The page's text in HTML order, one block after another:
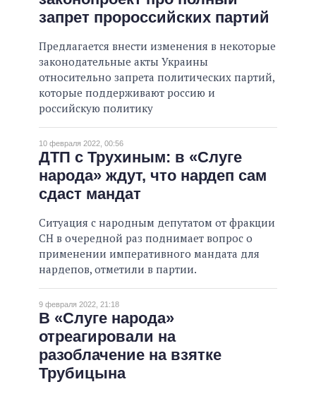
запрет пророссийских партий
Предлагается внести изменения в некоторые
законодательные акты Украины
относительно запрета политических партий,
которые поддерживают россию и
российскую политику
10 февраля 2022, 00:56
ДТП с Трухиным: в «Слуге
народа» ждут, что нардеп сам
сдаст мандат
Ситуация с народным депутатом от фракции
СН в очередной раз поднимает вопрос о
применении императивного мандата для
нардепов, отметили в партии.
9 февраля 2022, 21:18
В «Слуге народа»
отреагировали на
разоблачение на взятке
Трубицына